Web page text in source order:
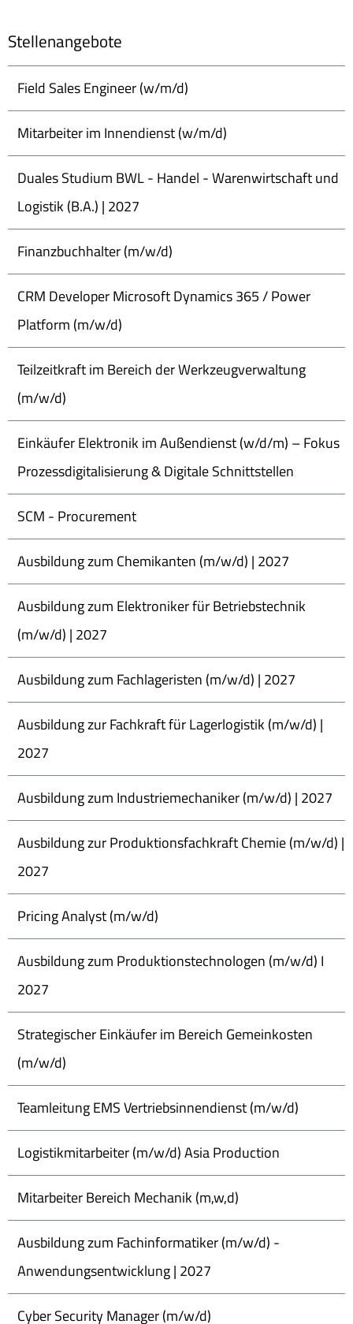
Stellenangebote
Field Sales Engineer (w/m/d)
Mitarbeiter im Innendienst (w/m/d)
Duales Studium BWL - Handel - Warenwirtschaft und
Logistik (B.A.) | 2027
Finanzbuchhalter (m/w/d)
CRM Developer Microsoft Dynamics 365 / Power
Platform (m/w/d)
Teilzeitkraft im Bereich der Werkzeugverwaltung
(m/w/d)
Einkäufer Elektronik im Außendienst (w/d/m) – Fokus
Prozessdigitalisierung & Digitale Schnittstellen
SCM - Procurement
Ausbildung zum Chemikanten (m/w/d) | 2027
Ausbildung zum Elektroniker für Betriebstechnik
(m/w/d) | 2027
Ausbildung zum Fachlageristen (m/w/d) | 2027
Ausbildung zur Fachkraft für Lagerlogistik (m/w/d) |
2027
Ausbildung zum Industriemechaniker (m/w/d) | 2027
Ausbildung zur Produktionsfachkraft Chemie (m/w/d) |
2027
Pricing Analyst (m/w/d)
Ausbildung zum Produktionstechnologen (m/w/d) I
2027
Strategischer Einkäufer im Bereich Gemeinkosten
(m/w/d)
Teamleitung EMS Vertriebsinnendienst (m/w/d)
Logistikmitarbeiter (m/w/d) Asia Production
Mitarbeiter Bereich Mechanik (m,w,d)
Ausbildung zum Fachinformatiker (m/w/d) -
Anwendungsentwicklung | 2027
Cyber Security Manager (m/w/d)